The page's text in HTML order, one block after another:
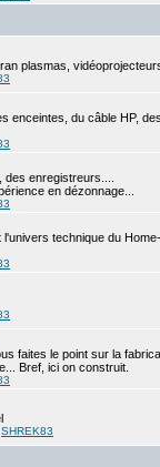
plasmas,
enceintes, du câble HP,
enregistreurs....
en dézonnage...
technique du
faites le point sur la
Bref, ici on construit.
SHREK83